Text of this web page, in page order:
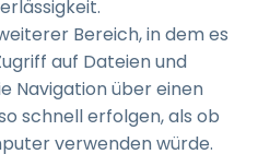
Bereich, in dem es
auf Dateien und
Navigation über einen
schnell erfolgen, als ob
verwenden würde.